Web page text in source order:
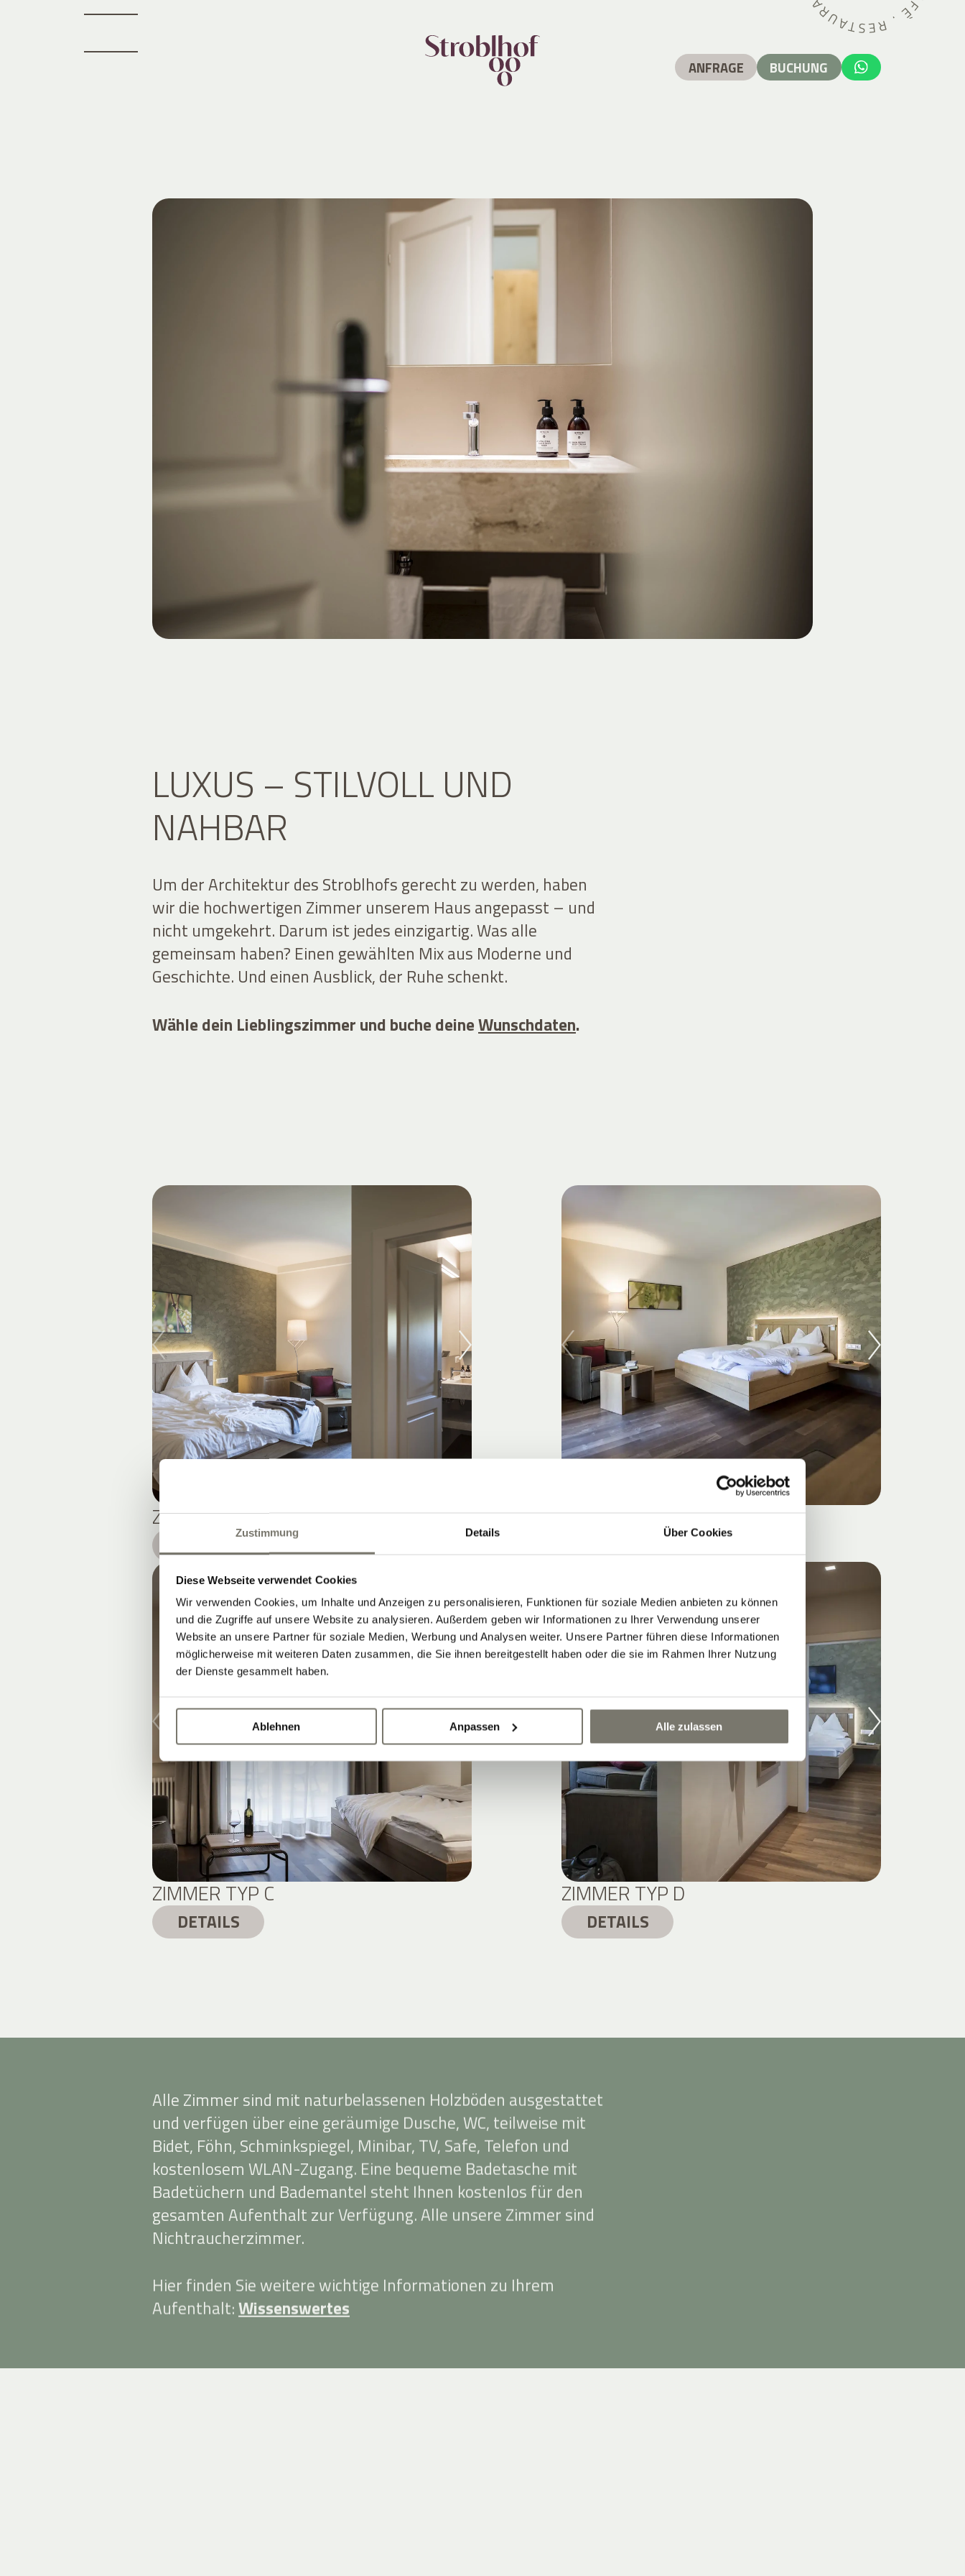
Zustimmung Details Über Cookies
Diese Webseite verwendet Cookies
Wir verwenden Cookies, um Inhalte und Anzeigen zu personalisieren, Funktionen für soziale Medien anbieten zu können
und die Zugriffe auf unsere Website zu analysieren. Außerdem geben wir Informationen zu Ihrer Verwendung unserer
Website an unsere Partner für soziale Medien, Werbung und Analysen weiter. Unsere Partner führen diese Informationen
möglicherweise mit weiteren Daten zusammen, die Sie ihnen bereitgestellt haben oder die sie im Rahmen Ihrer Nutzung
der Dienste gesammelt haben.
Ablehnen Anpassen Alle zulassen
LUXUS – STILVOLL UND
NAHBAR
Um der Architektur des Stroblhofs gerecht zu werden, haben
wir die hochwertigen Zimmer unserem Haus angepasst – und
nicht umgekehrt. Darum ist jedes einzigartig. Was alle
gemeinsam haben? Einen gewählten Mix aus Moderne und
Geschichte. Und einen Ausblick, der Ruhe schenkt.
Wähle dein Lieblingszimmer und buche deineWunschdaten.
ZIMMER TYP A
DETAILS
ZIMMER TYP C
DETAILS
ZIMMER TYP D
DETAILS
Alle Zimmer sind mit naturbelassenen Holzböden ausgestattet
und verfügen über eine geräumige Dusche, WC, teilweise mit
Bidet, Föhn, Schminkspiegel, Minibar, TV, Safe, Telefon und
kostenlosem WLAN-Zugang. Eine bequeme Badetasche mit
Badetüchern und Bademantel steht Ihnen kostenlos für den
gesamten Aufenthalt zur Verfügung. Alle unsere Zimmer sind
Nichtraucherzimmer.
Hier finden Sie weitere wichtige Informationen zu Ihrem
Aufenthalt:Wissenswertes
ANFRAGE BUCHUNG